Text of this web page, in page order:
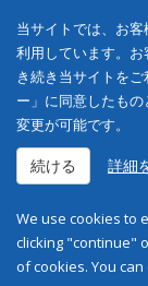
当サイトでは、お
利用しています。
き続き当サイトを
ー」に同意したも
変更が可能です。
続ける 詳細
We use cookies to
clicking "continue"
of cookies. You